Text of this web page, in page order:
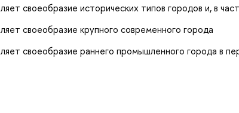
своеобразие исторических типов городов и, в
своеобразие крупного современного города
своеобразие раннего промышленного города в